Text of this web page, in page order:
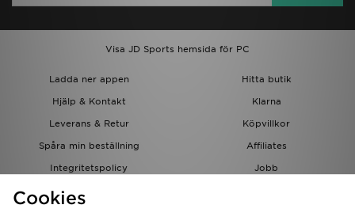
Visa JD Sports hemsida för PC
Ladda ner appen
Hitta butik
Hjälp & Kontakt
Klarna
Leverans & Retur
Köpvillkor
Spåra min beställning
Affiliates
Integritetspolicy
Jobb
JD-bloggen
Cookies